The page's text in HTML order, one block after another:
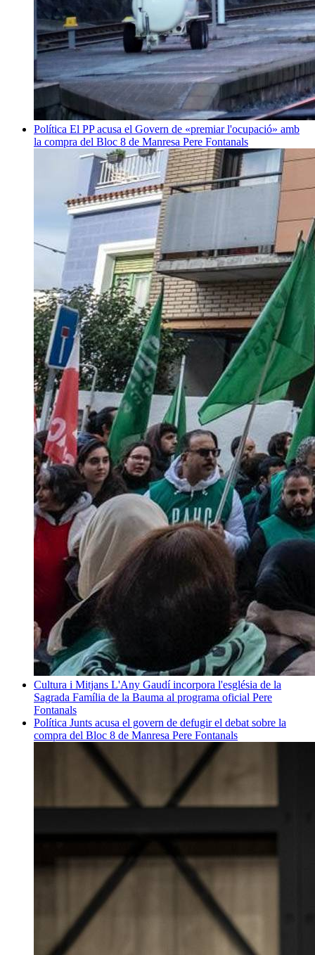
Política El PP acusa el Govern de «premiar l'ocupació» amb
la compra del Bloc 8 de Manresa Pere Fontanals
Cultura i Mitjans L'Any Gaudí incorpora l'església de la
Sagrada Família de la Bauma al programa oficial Pere
Fontanals
Política Junts acusa el govern de defugir el debat sobre la
compra del Bloc 8 de Manresa Pere Fontanals